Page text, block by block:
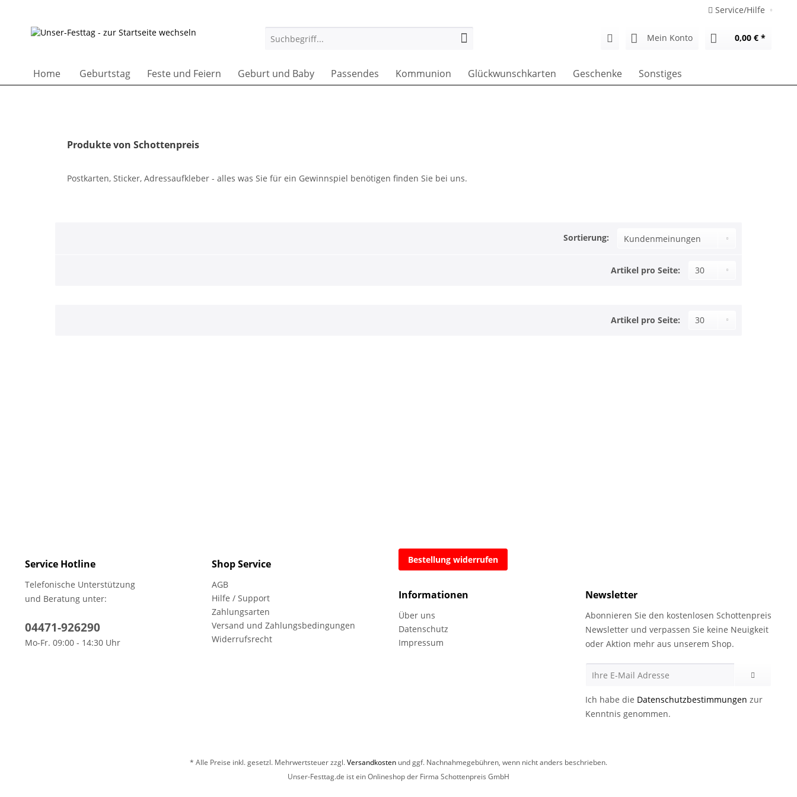
Service/Hilfe
Mein Konto 0,00 € *
Home Geburtstag Feste und Feiern Geburt und Baby Passendes Kommunion Glückwunschkarten Geschenke Sonstiges
Produkte von Schottenpreis
Postkarten, Sticker, Adressaufkleber - alles was Sie für ein Gewinnspiel benötigen finden Sie bei uns.
Sortierung:
Artikel pro Seite:
Artikel pro Seite:
Service Hotline
Telefonische Unterstützung
und Beratung unter:
04471-926290
Mo-Fr. 09:00 - 14:30 Uhr
Shop Service
AGB
Hilfe / Support
Zahlungsarten
Versand und Zahlungsbedingungen
Widerrufsrecht
Bestellung widerrufen
Informationen
Über uns
Datenschutz
Impressum
Newsletter
Abonnieren Sie den kostenlosen Schottenpreis
Newsletter und verpassen Sie keine Neuigkeit
oder Aktion mehr aus unserem Shop.
Ich habe die Datenschutzbestimmungen zur
Kenntnis genommen.
* Alle Preise inkl. gesetzl. Mehrwertsteuer zzgl.Versandkosten und ggf. Nachnahmegebühren, wenn nicht anders beschrieben.
Unser-Festtag.de ist ein Onlineshop der Firma Schottenpreis GmbH